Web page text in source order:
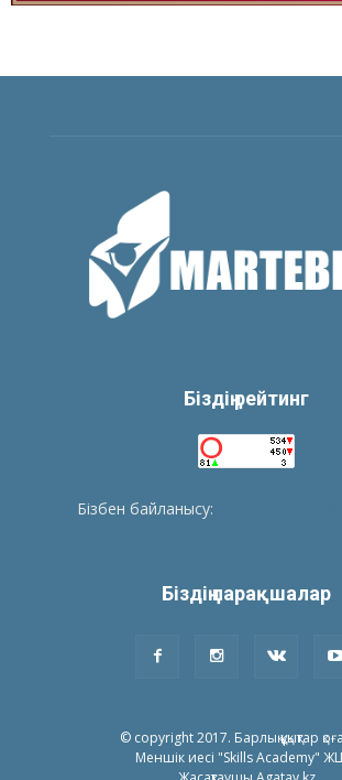
Біздің рейтинг
Бізбен байланысу:
Біздің парақшалар
© copyright 2017. Барлық құқықтар
Меншік иесі "Skills Academy"